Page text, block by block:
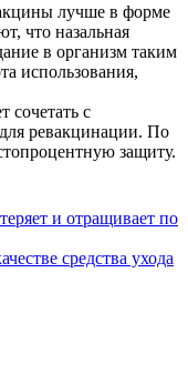
лучше в форме
что назальная
в организм таким
использования,
сочетать с
ревакцинации. По
защиту.
и отращивает по
средства ухода